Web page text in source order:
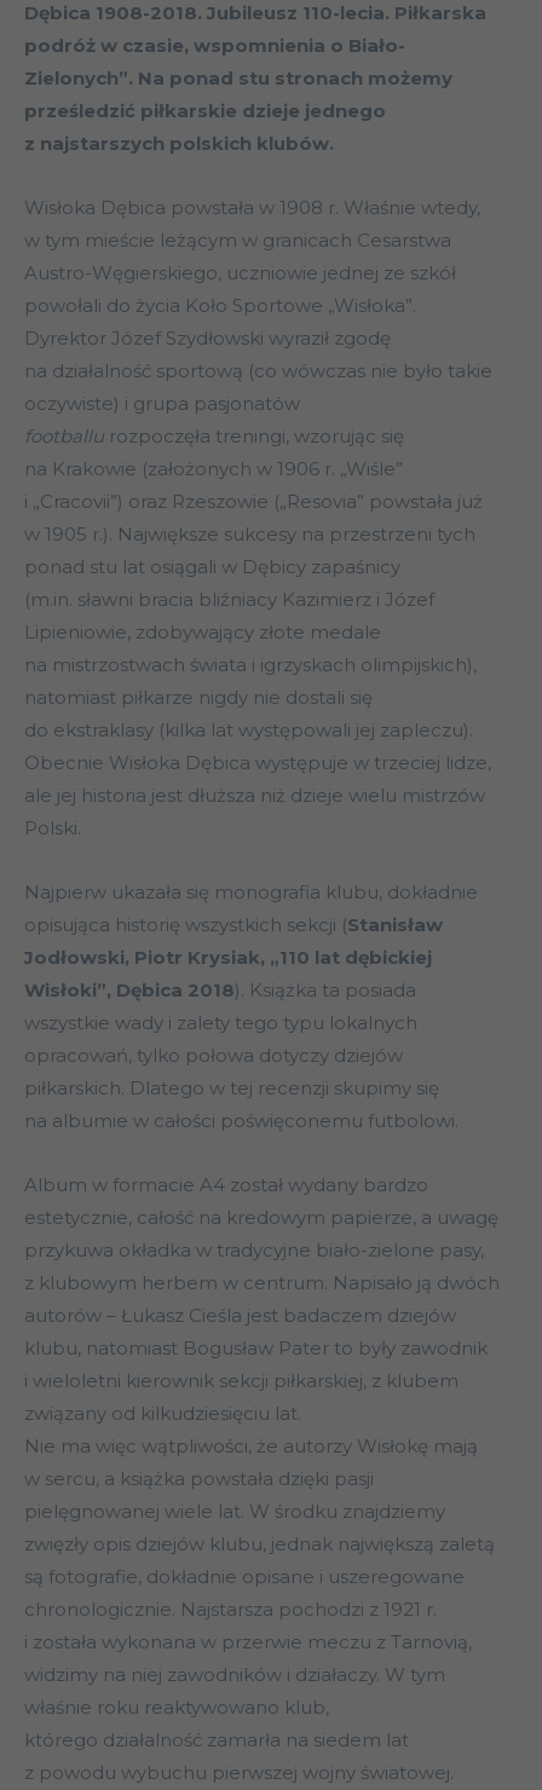
Dębica 1908-2018. Jubileusz 110-lecia. Piłkarska
podróż w czasie, wspomnienia o Biało-
Zielonych”. Na ponad stu stronach możemy
prześledzić piłkarskie dzieje jednego
z najstarszych polskich klubów.
Wisłoka Dębica powstała w 1908 r. Właśnie wtedy,
w tym mieście leżącym w granicach Cesarstwa
Austro-Węgierskiego, uczniowie jednej ze szkół
powołali do życia Koło Sportowe „Wisłoka”.
Dyrektor Józef Szydłowski wyraził zgodę
na działalność sportową (co wówczas nie było takie
oczywiste) i grupa pasjonatów
footballu rozpoczęła treningi, wzorując się
na Krakowie (założonych w 1906 r. „Wiśle”
i „Cracovii”) oraz Rzeszowie („Resovia” powstała już
w 1905 r.). Największe sukcesy na przestrzeni tych
ponad stu lat osiągali w Dębicy zapaśnicy
(m.in. sławni bracia bliźniacy Kazimierz i Józef
Lipieniowie, zdobywający złote medale
na mistrzostwach świata i igrzyskach olimpijskich),
natomiast piłkarze nigdy nie dostali się
do ekstraklasy (kilka lat występowali jej zapleczu).
Obecnie Wisłoka Dębica występuje w trzeciej lidze,
ale jej historia jest dłuższa niż dzieje wielu mistrzów
Polski.
Najpierw ukazała się monografia klubu, dokładnie
opisująca historię wszystkich sekcji (Stanisław
Jodłowski, Piotr Krysiak, „110 lat dębickiej
Wisłoki”, Dębica 2018). Książka ta posiada
wszystkie wady i zalety tego typu lokalnych
opracowań, tylko połowa dotyczy dziejów
piłkarskich. Dlatego w tej recenzji skupimy się
na albumie w całości poświęconemu futbolowi.
Album w formacie A4 został wydany bardzo
estetycznie, całość na kredowym papierze, a uwagę
przykuwa okładka w tradycyjne biało-zielone pasy,
z klubowym herbem w centrum. Napisało ją dwóch
autorów – Łukasz Cieśla jest badaczem dziejów
klubu, natomiast Bogusław Pater to były zawodnik
i wieloletni kierownik sekcji piłkarskiej, z klubem
związany od kilkudziesięciu lat.
Nie ma więc wątpliwości, że autorzy Wisłokę mają
w sercu, a książka powstała dzięki pasji
pielęgnowanej wiele lat. W środku znajdziemy
zwięzły opis dziejów klubu, jednak największą zaletą
są fotografie, dokładnie opisane i uszeregowane
chronologicznie. Najstarsza pochodzi z 1921 r.
i została wykonana w przerwie meczu z Tarnovią,
widzimy na niej zawodników i działaczy. W tym
właśnie roku reaktywowano klub,
którego działalność zamarła na siedem lat
z powodu wybuchu pierwszej wojny światowej.